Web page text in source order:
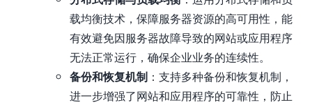
载均衡技术，保障服务器资源的高可用性，能
有效避免因服务器故障导致的网站或应用程序
无法正常运行，确保企业业务的连续性。
备份和恢复机制 ：支持多种备份和恢复机制，
进一步增强了网站和应用程序的可靠性，防止